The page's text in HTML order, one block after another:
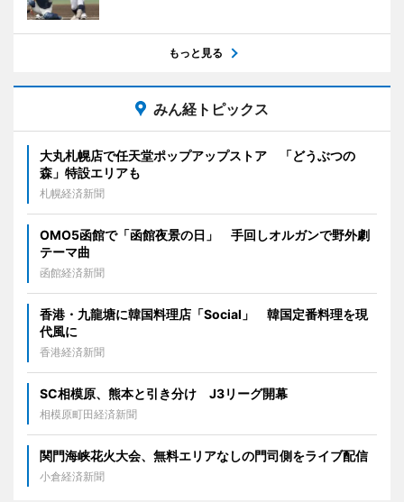
もっと見る
みん経トピックス
大丸札幌店で任天堂ポップアップストア 「どうぶつの
森」特設エリアも
札幌経済新聞
OMO5函館で「函館夜景の日」 手回しオルガンで野外劇
テーマ曲
函館経済新聞
香港・九龍塘に韓国料理店「Social」 韓国定番料理を現
代風に
香港経済新聞
SC相模原、熊本と引き分け J3リーグ開幕
相模原町田経済新聞
関門海峡花火大会、無料エリアなしの門司側をライブ配信
小倉経済新聞